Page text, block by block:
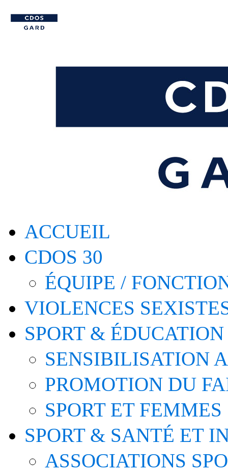
ACCUEIL
CDOS 30
ÉQUIPE /
VIOLENCES
SPORT &
SENSIBILISATION
PROMOTION DU
SPORT ET FEMMES
SPORT & SANTÉ ET
ASSOCIATIONS